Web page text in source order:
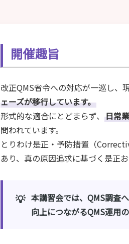
開催趣旨
改正QMS省令への対応が一巡し、
ェーズが移行しています。
形式的な適合にとどまらず、 日常
問われています。
とりわけ是正・予防措置（
あり、真の原因追求に基づく是正
💡 本講習会では、QMS調査
向上につながるQMS運用